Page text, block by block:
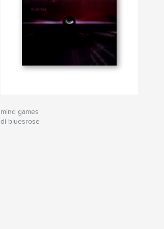
mind games
di bluesrose